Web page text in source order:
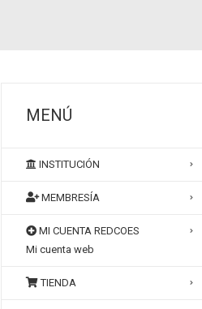
MENÚ
INSTITUCIÓN
MEMBRESÍA
MI CUENTA REDCOES
Mi cuenta web
TIENDA